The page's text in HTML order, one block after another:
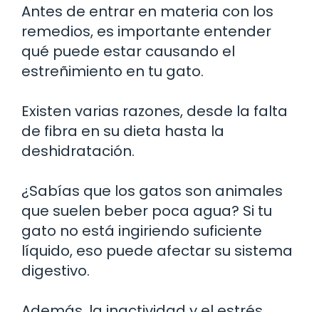
Antes de entrar en materia con los
remedios, es importante entender
qué puede estar causando el
estreñimiento en tu gato.
Existen varias razones, desde la falta
de fibra en su dieta hasta la
deshidratación.
¿Sabías que los gatos son animales
que suelen beber poca agua? Si tu
gato no está ingiriendo suficiente
líquido, eso puede afectar su sistema
digestivo.